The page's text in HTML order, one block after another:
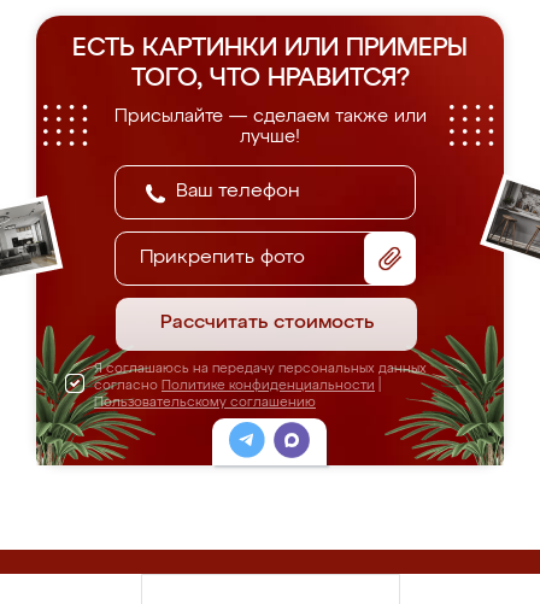
ЕСТЬ КАРТИНКИ ИЛИ ПРИМЕРЫ
ТОГО, ЧТО НРАВИТСЯ?
Присылайте — сделаем также или
лучше!
Прикрепить фото
Рассчитать стоимость
Я соглашаюсь на передачу персональных данных
согласно Политике конфиденциальности
Пользовательскому соглашению